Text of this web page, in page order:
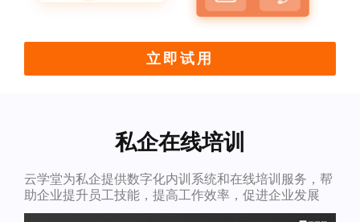
立即试用
私企在线培训
云学堂为私企提供数字化内训系统和在线培训服务，帮
助企业提升员工技能，提高工作效率，促进企业发展